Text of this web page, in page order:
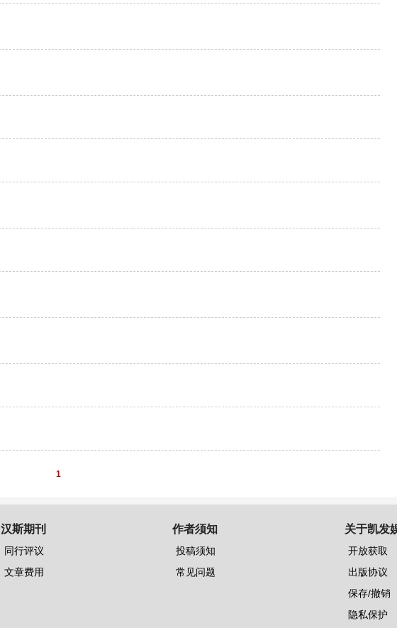
1
汉斯期刊
同行评议
文章费用
作者须知
投稿须知
常见问题
关于凯发
开放获取
出版协议
保存/撤销
隐私保护